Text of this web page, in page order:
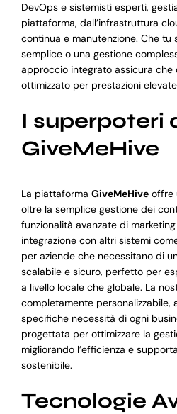
DevOps e sistemisti esperti,
piattaforma, dall’infrastruttura
continua e manutenzione. Che tu
semplice o una gestione
approccio integrato assicura che
ottimizzato per prestazioni
I superpoteri
GiveMeHive
La piattaforma GiveMeHiveoffre
oltre la semplice gestione dei
funzionalità avanzate di
integrazione con altri sistemi
per aziende che necessitano di
scalabile e sicuro, perfetto per
a livello locale che globale. La
completamente personalizzabile,
specifiche necessità di ogni
progettata per ottimizzare la
migliorando l’efficienza e
sostenibile.
Tecnologie